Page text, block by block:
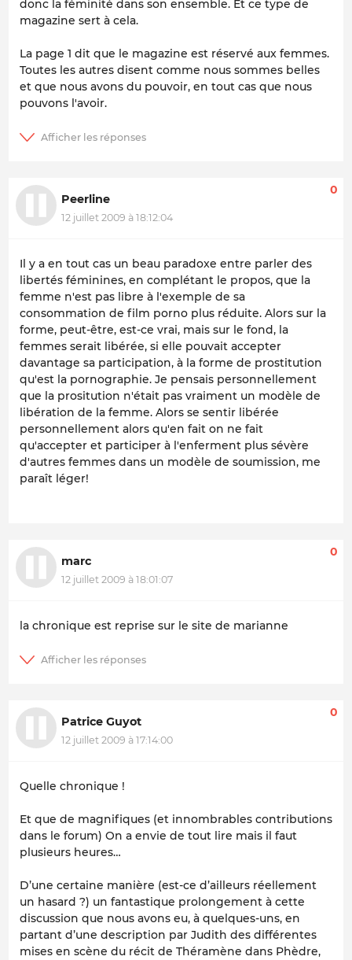
donc la féminité dans son ensemble. Et ce type de
magazine sert à cela.
La page 1 dit que le magazine est réservé aux femmes.
Toutes les autres disent comme nous sommes belles
et que nous avons du pouvoir, en tout cas que nous
pouvons l'avoir.
Peerline
12 juillet 2009 à 18:12:04
0
Il y a en tout cas un beau paradoxe entre parler des
libertés féminines, en complétant le propos, que la
femme n'est pas libre à l'exemple de sa
consommation de film porno plus réduite. Alors sur la
forme, peut-être, est-ce vrai, mais sur le fond, la
femmes serait libérée, si elle pouvait accepter
davantage sa participation, à la forme de prostitution
qu'est la pornographie. Je pensais personnellement
que la prositution n'était pas vraiment un modèle de
libération de la femme. Alors se sentir libérée
personnellement alors qu'en fait on ne fait
qu'accepter et participer à l'enferment plus sévère
d'autres femmes dans un modèle de soumission, me
paraît léger!
marc
12 juillet 2009 à 18:01:07
0
la chronique est reprise sur le site de marianne
Patrice Guyot
12 juillet 2009 à 17:14:00
0
Quelle chronique !
Et que de magnifiques (et innombrables contributions
dans le forum) On a envie de tout lire mais il faut
plusieurs heures…
D’une certaine manière (est-ce d’ailleurs réellement
un hasard ?) un fantastique prolongement à cette
discussion que nous avons eu, à quelques-uns, en
partant d’une description par Judith des différentes
mises en scène du récit de Théramène dans Phèdre,